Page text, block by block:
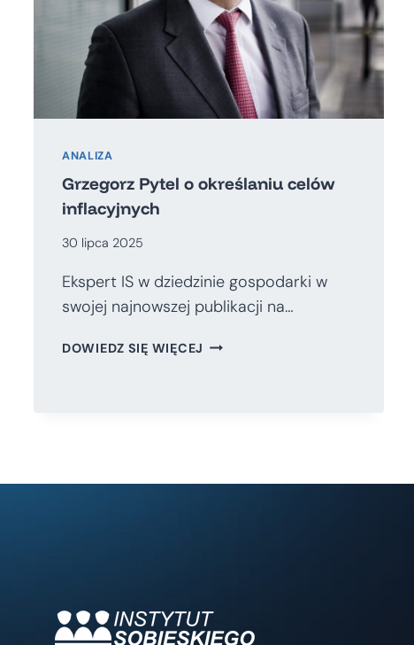
ANALIZA
Grzegorz Pytel o określaniu celów
inflacyjnych
30 lipca 2025
Ekspert IS w dziedzinie gospodarki w
swojej najnowszej publikacji na…
DOWIEDZ SIĘ WIĘCEJ GRZEGORZ